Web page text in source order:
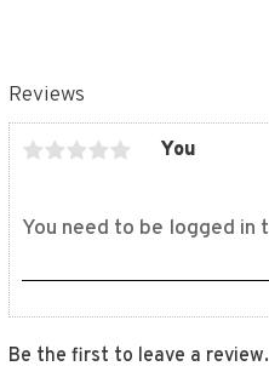
Reviews
You
Be the first to leave a review.